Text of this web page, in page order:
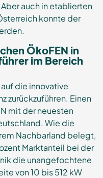
auch in etablierten
konnte der
ÖkoFEN in
im Bereich
die innovative
zurückzuführen. Einen
mit der neuesten
Wie die
Nachbarland belegt,
Marktanteil bei der
die unangefochtene
von 10 bis 512 kW